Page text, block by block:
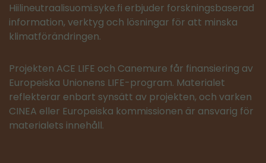
Hiilineutraalisuomi.syke.fi erbjuder forskningsbaserad
information, verktyg och lösningar för att minska
klimatförändringen.
Projekten ACE LIFE och Canemure får finansiering av
Europeiska Unionens LIFE-program. Materialet
reflekterar enbart synsätt av projekten, och varken
CINEA eller Europeiska kommissionen är ansvarig för
materialets innehåll.